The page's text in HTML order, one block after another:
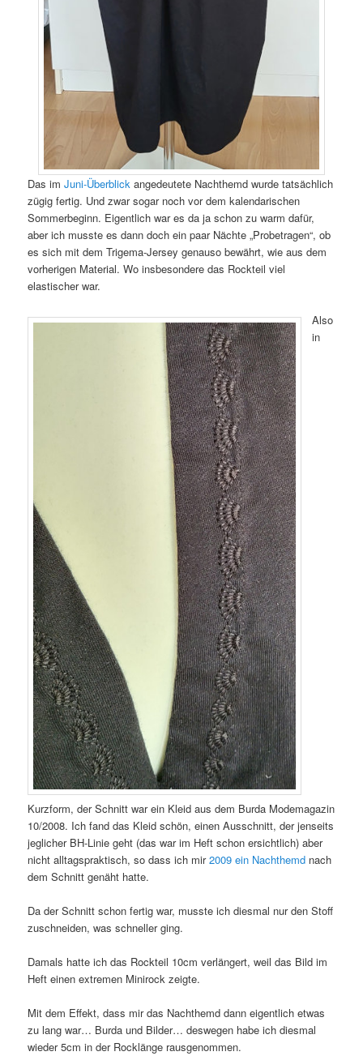
Das imJuni-Überblick angedeutete Nachthemd wurde tatsächlich
zügig fertig. Und zwar sogar noch vor dem kalendarischen
Sommerbeginn. Eigentlich war es da ja schon zu warm dafür,
aber ich musste es dann doch ein paar Nächte „Probetragen“, ob
es sich mit dem Trigema-Jersey genauso bewährt, wie aus dem
vorherigen Material. Wo insbesondere das Rockteil viel
elastischer war.
Also
in
Kurzform, der Schnitt war ein Kleid aus dem Burda Modemagazin
10/2008. Ich fand das Kleid schön, einen Ausschnitt, der jenseits
jeglicher BH-Linie geht (das war im Heft schon ersichtlich) aber
nicht alltagspraktisch, so dass ich mir2009 ein Nachthemd nach
dem Schnitt genäht hatte.
Da der Schnitt schon fertig war, musste ich diesmal nur den Stoff
zuschneiden, was schneller ging.
Damals hatte ich das Rockteil 10cm verlängert, weil das Bild im
Heft einen extremen Minirock zeigte.
Mit dem Effekt, dass mir das Nachthemd dann eigentlich etwas
zu lang war… Burda und Bilder… deswegen habe ich diesmal
wieder 5cm in der Rocklänge rausgenommen.